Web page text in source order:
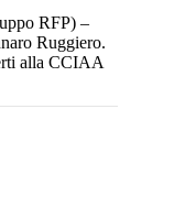
RFP) –
Ruggiero.
alla CCIAA